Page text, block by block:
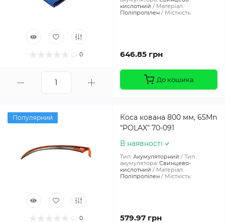
0
кислотний
Матеріал:
Поліпропілен
Місткість:
646.85 грн
До кошика
Популярний
0
Коса кована 800 мм, 65Mn
"POLAX" 70-091
В наявності
Тип: Акумуляторний
Тип
акумулятора: Свинцево-
кислотний
Матеріал:
Поліпропілен
Місткість:
579.97 грн